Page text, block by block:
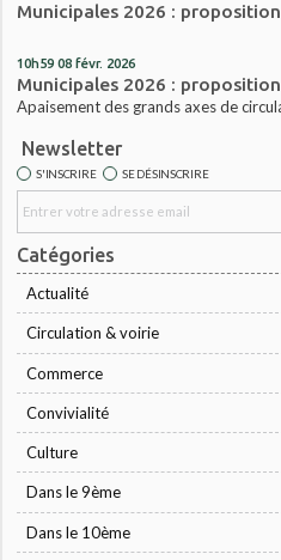
Municipales 2026 :
10h59 08 févr. 2026
Municipales 2026 :
Apaisement des grands axes de
Newsletter
S'INSCRIRE SE DÉSINSCRIRE
Catégories
Actualité
Circulation & voirie
Commerce
Convivialité
Culture
Dans le 9ème
Dans le 10ème